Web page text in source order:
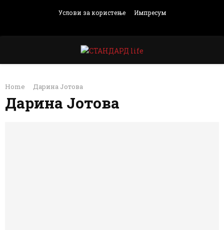
Услови за користење Импресум
PRIMARY
MENU
Home Дарина Јотова
Дарина Јотова